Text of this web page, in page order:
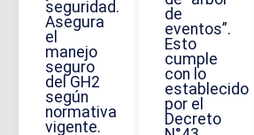
seguridad.
Asegura
el
manejo
seguro
del GH2
según
normativa
vigente.
de
eventos”.
Esto
cumple
con lo
establecido
por el
Decreto